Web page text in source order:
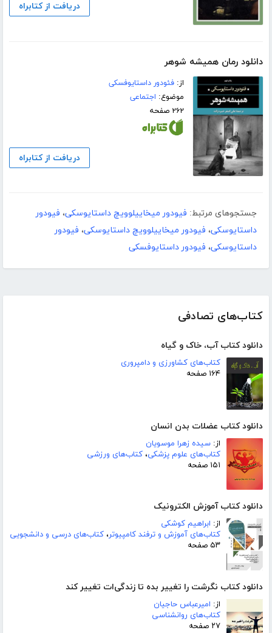
کتاب‌های تصادفی
دانلود کتاب آب، خاک و گیاه
کتاب‌های کشاورزی و دامپروری
۱۶۴ صفحه
دانلود کتاب عضلات بدن انسان
از: سیده زهرا موسویان
کتاب‌های علوم پزشکی، کتاب‌های ورزشی
۱۵۱ صفحه
دانلود کتاب آموزش الکترونیک
از: ابراهیم کوشکی
کتاب‌های آموزش و ترفند کامپیوتر، کتاب‌های درسی و دانشجویی
۵۳ صفحه
دانلود کتاب نگرشت را تغییر بده تا زندگی‌ات تغییر کند
از: امیرعباس حاجیان
کتاب‌های روانشناسی
۲۷ صفحه
دریافت از کتابراه
دانلود رمان همیشه شوهر
از:فئودور داستایوفسکی
موضوع: اجتماعی
۲۶۲ صفحه
دریافت از کتابراه
جستجوهای مرتبط: فیودور میخاییلوویچ داستایوسکی، فیودور
داستایوسکی، فیودور میخاییلوویچ داستایوسکی، فیودور
داستایوسکی، فیودور داستایوفسکی